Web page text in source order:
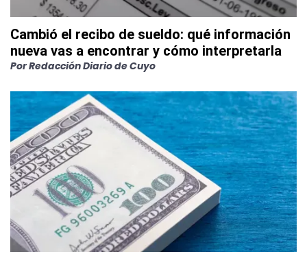
Cambió el recibo de sueldo: qué información
nueva vas a encontrar y cómo interpretarla
PorRedacción Diario de Cuyo